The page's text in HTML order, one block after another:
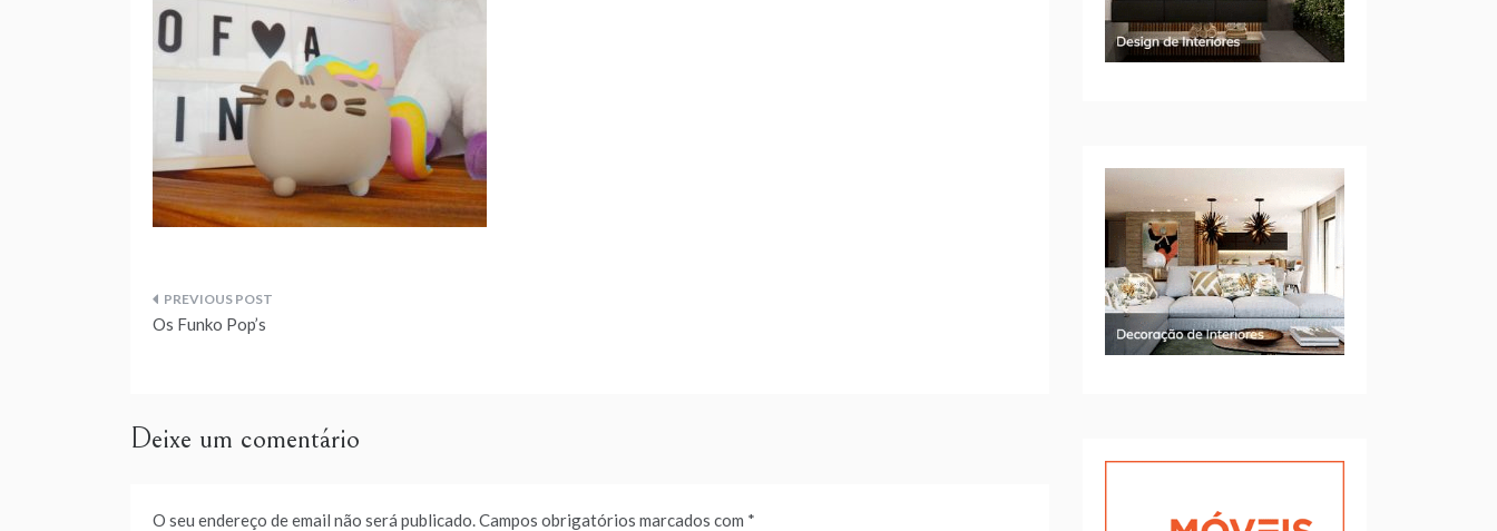
Navegação
Os Funko Pop’s
Deixe um comentário
O seu endereço de email não será publicado.Campos obrigatórios marcados com *